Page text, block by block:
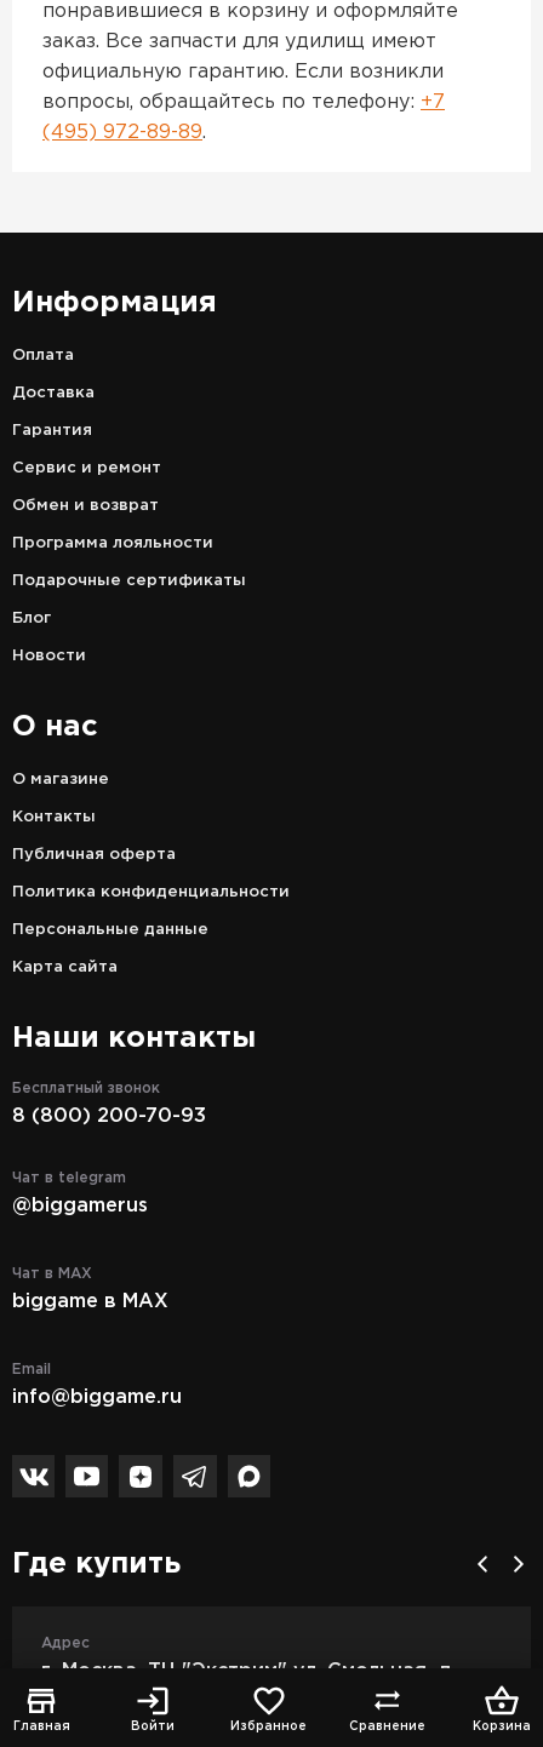
Главная Войти Избранное Сравнение Корзина
понравившиеся в корзину и оформляйте
заказ. Все запчасти для удилищ имеют
официальную гарантию. Если возникли
вопросы, обращайтесь по телефону: +7
(495) 972-89-89.
Информация
Оплата
Доставка
Гарантия
Сервис и ремонт
Обмен и возврат
Программа лояльности
Подарочные сертификаты
Блог
Новости
О нас
О магазине
Контакты
Публичная оферта
Политика конфиденциальности
Персональные данные
Карта сайта
Наши контакты
Бесплатный звонок
8 (800) 200-70-93
Чат в telegram
@biggamerus
Чат в MAX
biggame в MAX
Email
info@biggame.ru
Где купить
Адрес
г. Москва, ТВК "Спорт-Хит" Сколковское ш.,
д. 31/1, 4 этаж, пав. 21